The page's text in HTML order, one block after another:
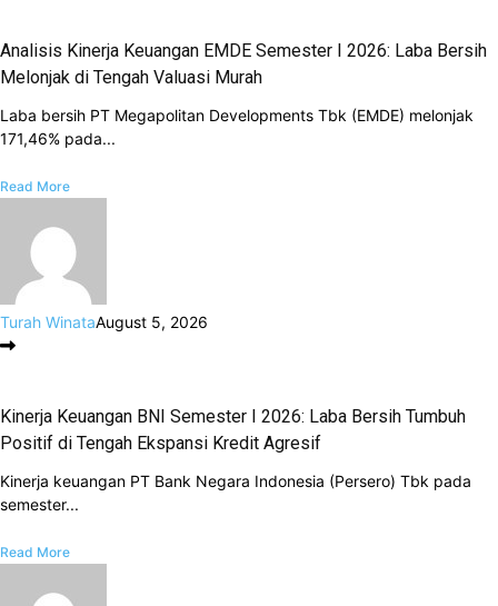
Analisis Kinerja Keuangan EMDE Semester I 2026: Laba Bersih
Melonjak di Tengah Valuasi Murah
Laba bersih PT Megapolitan Developments Tbk (EMDE) melonjak
171,46% pada...
Read More
Turah WinataAugust 5, 2026
Kinerja Keuangan BNI Semester I 2026: Laba Bersih Tumbuh
Positif di Tengah Ekspansi Kredit Agresif
Kinerja keuangan PT Bank Negara Indonesia (Persero) Tbk pada
semester...
Read More